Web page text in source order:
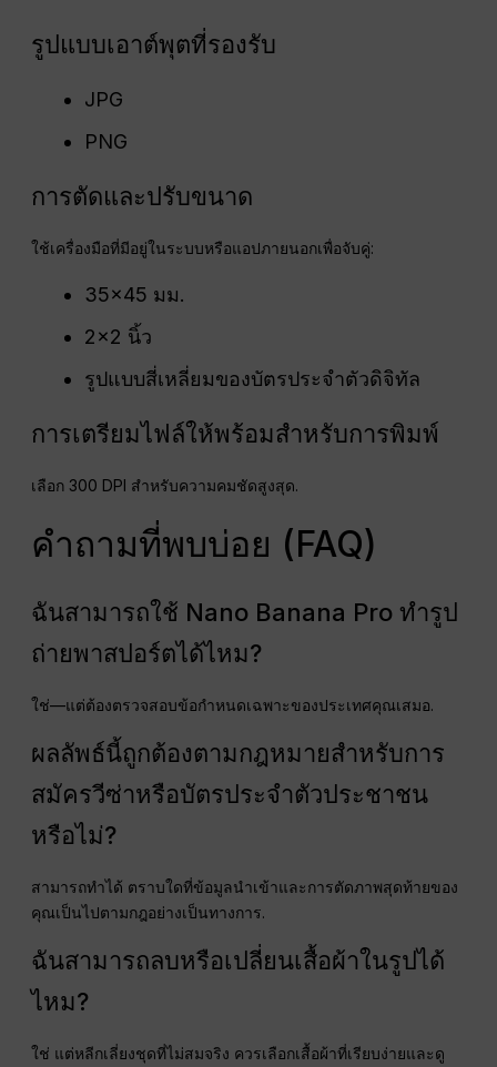
รูปแบบเอาต์พุตที่รองรับ
JPG
PNG
การตัดและปรับขนาด
ใช้เครื่องมือที่มีอยู่ในระบบหรือแอปภายนอกเพื่อจับคู่:
35×45 มม.
2×2 นิ้ว
รูปแบบสี่เหลี่ยมของบัตรประจำตัวดิจิทัล
การเตรียมไฟล์ให้พร้อมสำหรับการพิมพ์
เลือก 300 DPI สำหรับความคมชัดสูงสุด.
คำถามที่พบบ่อย (FAQ)
ฉันสามารถใช้ Nano Banana Pro ทำรูป
ถ่ายพาสปอร์ตได้ไหม?
ใช่—แต่ต้องตรวจสอบข้อกำหนดเฉพาะของประเทศคุณเสมอ.
ผลลัพธ์นี้ถูกต้องตามกฎหมายสำหรับการ
สมัครวีซ่าหรือบัตรประจำตัวประชาชน
หรือไม่?
สามารถทำได้ ตราบใดที่ข้อมูลนำเข้าและการตัดภาพสุดท้ายของ
คุณเป็นไปตามกฎอย่างเป็นทางการ.
ฉันสามารถลบหรือเปลี่ยนเสื้อผ้าในรูปได้
ไหม?
ใช่ แต่หลีกเลี่ยงชุดที่ไม่สมจริง ควรเลือกเสื้อผ้าที่เรียบง่ายและดู